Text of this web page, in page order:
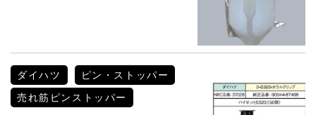
ダイハツ
ピン・ストッパー
売れ筋ピンストッパー